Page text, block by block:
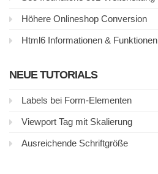
Höhere Onlineshop Conversion
Html6 Informationen & Funktionen
NEUE TUTORIALS
Labels bei Form-Elementen
Viewport Tag mit Skalierung
Ausreichende Schriftgröße